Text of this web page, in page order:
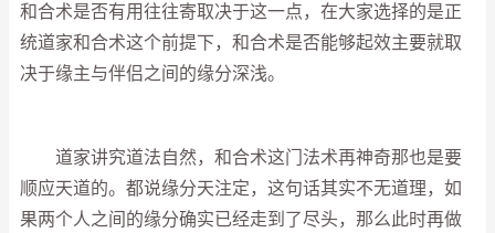
和合术是否有用往往寄取决于这一点，在大家选择的是正
统道家和合术这个前提下，和合术是否能够起效主要就取
决于缘主与伴侣之间的缘分深浅。
道家讲究道法自然，和合术这门法术再神奇那也是要
顺应天道的。都说缘分天注定，这句话其实不无道理，如
果两个人之间的缘分确实已经走到了尽头，那么此时再做